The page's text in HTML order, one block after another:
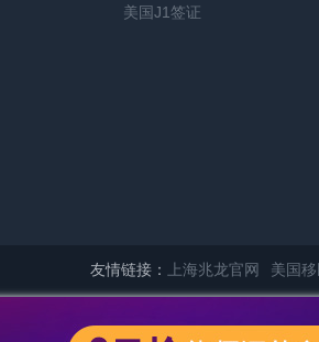
美国J1签证
友情链接： 上海兆龙官网 美国